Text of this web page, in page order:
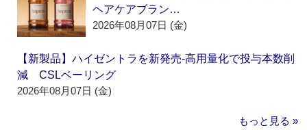
ヘアケアブラン…
2026年08月07日 (金)
【新製品】ハイゼントラを新発売‐高用量化で投与本数削
減 CSLベーリング
2026年08月07日 (金)
もっと見る »